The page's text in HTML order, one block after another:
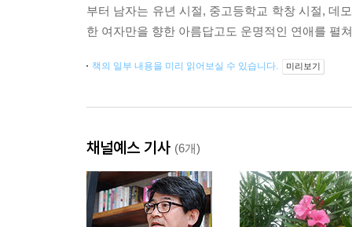
부터 남자는 유년 시절, 중고등학교 학창 시절, 데
한 여자만을 향한 아름답고도 운명적인 연애를 펼
책의 일부 내용을 미리 읽어보실 수 있습니다. 미리보기
채널예스 기사 (6개)